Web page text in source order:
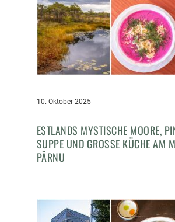
10. Oktober 2025
ESTLANDS MYSTISCHE MOORE,
SUPPE UND GROSSE KÜCHE AM
ÄRNU